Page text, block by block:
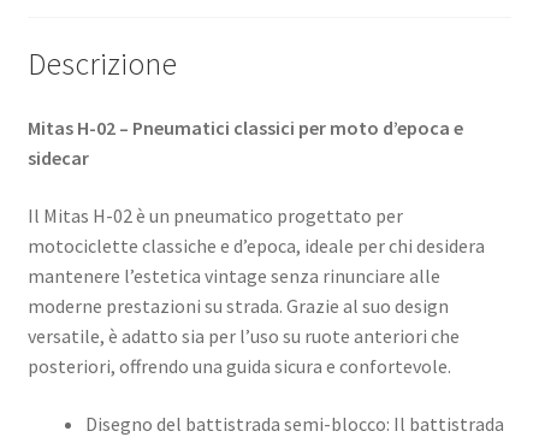
Descrizione
Mitas H-02 – Pneumatici classici per moto d’epoca e
sidecar
Il Mitas H-02 è un pneumatico progettato per
motociclette classiche e d’epoca, ideale per chi desidera
mantenere l’estetica vintage senza rinunciare alle
moderne prestazioni su strada. Grazie al suo design
versatile, è adatto sia per l’uso su ruote anteriori che
posteriori, offrendo una guida sicura e confortevole.
Disegno del battistrada semi-blocco: Il battistrada